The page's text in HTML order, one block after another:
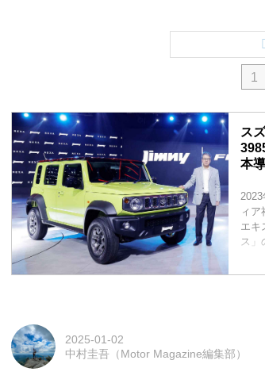
1
ス
本
ィ
エキ
ス」
2025-01-02
中村圭吾（Motor Magazine編集部）